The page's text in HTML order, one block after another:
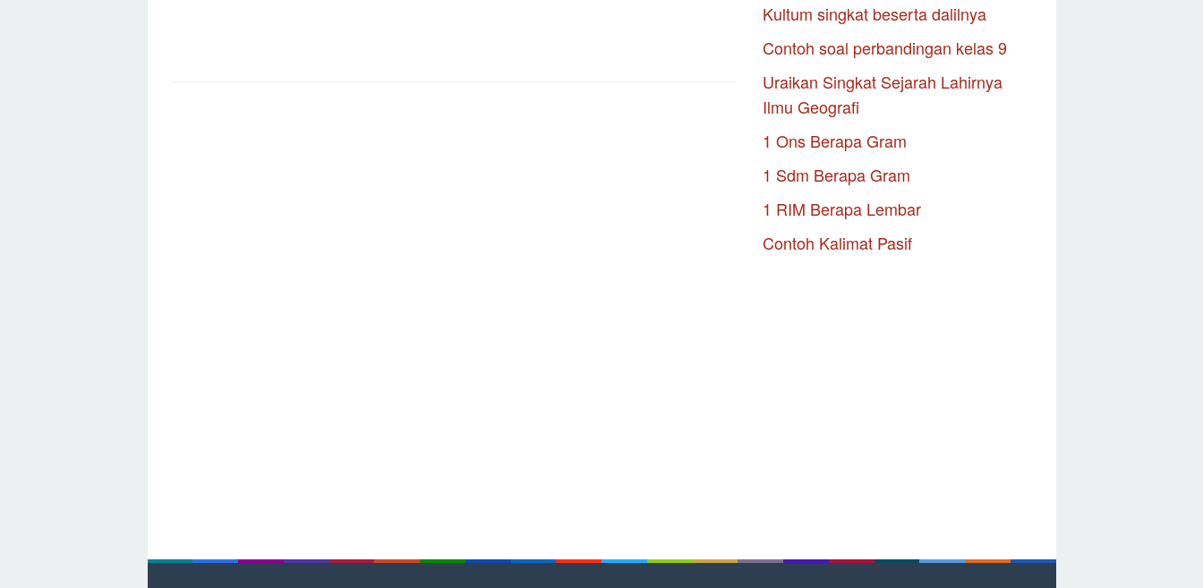
Kultum singkat beserta dalilnya
Contoh soal perbandingan kelas 9
Uraikan Singkat Sejarah Lahirnya
Ilmu Geografi
1 Ons Berapa Gram
1 Sdm Berapa Gram
1 RIM Berapa Lembar
Contoh Kalimat Pasif